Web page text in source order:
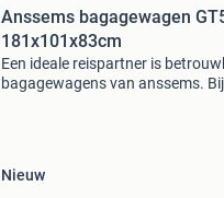
Anssems bagagewagen
181x101x83cm
Een ideale reispartner is
bagagewagens van anssems.
Nieuw